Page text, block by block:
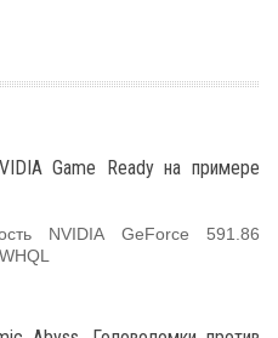
Game Ready на примере
NVIDIA GeForce 591.86